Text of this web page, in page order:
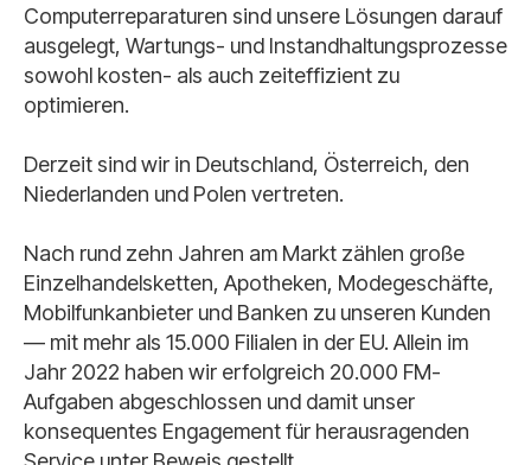
Computerreparaturen sind unsere Lösungen darauf
ausgelegt, Wartungs- und Instandhaltungsprozesse
sowohl kosten- als auch zeiteffizient zu
optimieren.
Derzeit sind wir in Deutschland, Österreich, den
Niederlanden und Polen vertreten.
Nach rund zehn Jahren am Markt zählen große
Einzelhandelsketten, Apotheken, Modegeschäfte,
Mobilfunkanbieter und Banken zu unseren Kunden
— mit mehr als 15.000 Filialen in der EU. Allein im
Jahr 2022 haben wir erfolgreich 20.000 FM-
Aufgaben abgeschlossen und damit unser
konsequentes Engagement für herausragenden